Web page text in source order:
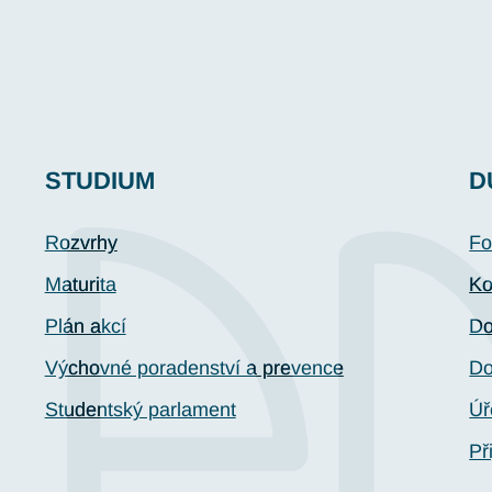
STUDIUM
Rozvrhy
Maturita
Plán akcí
Výchovné poradenství a prevence
Studentský parlament